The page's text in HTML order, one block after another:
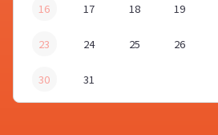
16 17 18 19
23 24 25 26
30 31